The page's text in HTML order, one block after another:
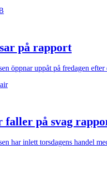
på rapport
öppnar uppåt på fredagen
faller på svag
har inlett torsdagens handel